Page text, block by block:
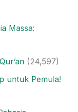
Massa:
(24,597)
untuk Pemula!